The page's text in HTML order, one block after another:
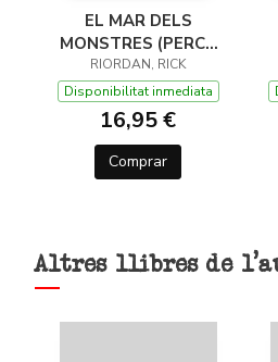
EL MAR DELS
MONSTRES (PERCY
JACKSON I ELS DÉUS
DE L'OLIMP 2)
RIORDAN, RICK
Disponibilitat inmediata
16,95 €
Comprar
Altres llibres de